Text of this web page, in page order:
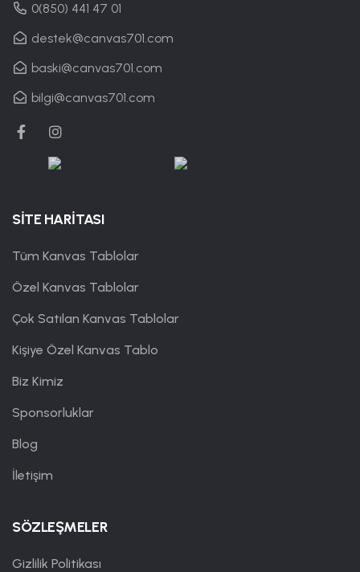
0(850) 441 47 01
destek@canvas701.com
baski@canvas701.com
bilgi@canvas701.com
SİTE HARİTASI
Tüm Kanvas Tablolar
Özel Kanvas Tablolar
Çok Satılan Kanvas Tablolar
Kişiye Özel Kanvas Tablo
Biz Kimiz
Sponsorluklar
Blog
İletişim
SÖZLEŞMELER
Gizlilik Politikası